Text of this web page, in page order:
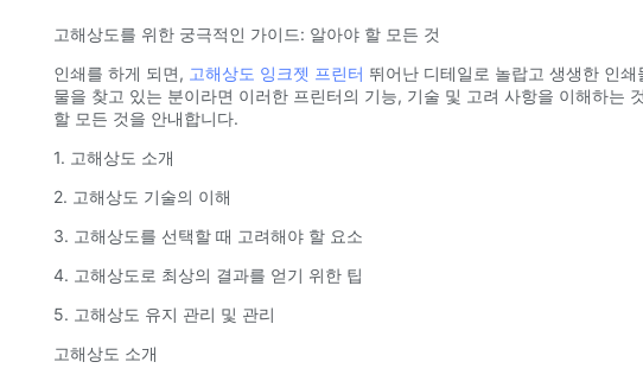
고해상도를 위한 궁극적인 가이드: 알아야 할 모든 것
인쇄를 하게 되면, 고해상도 잉크젯 프린터 뛰어난 디테일로 놀랍고 생생한 인
물을 찾고 있는 분이라면 이러한 프린터의 기능, 기술 및 고려 사항을 이해하
할 모든 것을 안내합니다.
1. 고해상도 소개
2. 고해상도 기술의 이해
3. 고해상도를 선택할 때 고려해야 할 요소
4. 고해상도로 최상의 결과를 얻기 위한 팁
5. 고해상도 유지 관리 및 관리
고해상도 소개